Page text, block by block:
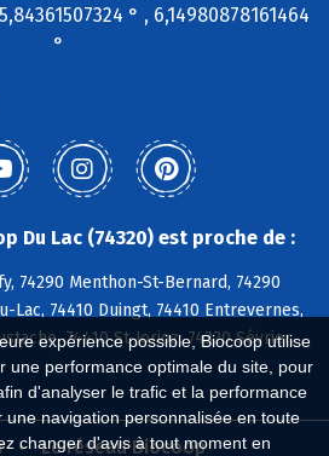
expérience possible, Biocoop utilise
une performance optimale du site, pour
d'analyser le trafic et la performance
navigation personnalisée en toute
changer d'avis à tout moment en
° , 6,14980878161464
°
Du Lac (74320) est proche de :
74290 Menthon-St-Bernard, 74290
Lac, 74410 Duingt, 74410 Entrevernes,
74410 St-Jorioz, 74320 Sévrier,
Le réseau Biocoop